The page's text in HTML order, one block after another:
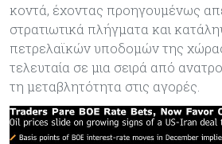
κοντά, έχοντας προηγουμένως
στρατιωτικά πλήγματα και
πετρελαϊκών υποδομών της
τελευταία σε μια σειρά από
τη μεταβλητότητα στις αγορές.